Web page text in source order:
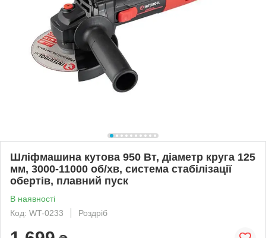
Шліфмашина кутова 950 Вт, діаметр круга 125
мм, 3000-11000 об/хв, система стабілізації
обертів, плавний пуск
В наявності
Код: WT-0233
Роздріб